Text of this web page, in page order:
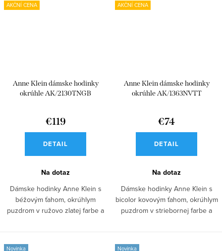
AKČNÍ CENA
Anne Klein dámske hodinky
okrúhle AK/2130TNGB
€119
DETAIL
Na dotaz
Dámske hodinky Anne Klein s
béžovým ťahom, okrúhlym
puzdrom v ružovo zlatej farbe a
AKČNÍ CENA
Anne Klein dámske hodinky
okrúhle AK/1363NVTT
€74
DETAIL
Na dotaz
Dámske hodinky Anne Klein s
bicolor kovovým ťahom, okrúhlym
puzdrom v striebornej farbe a
Novinka Novinka